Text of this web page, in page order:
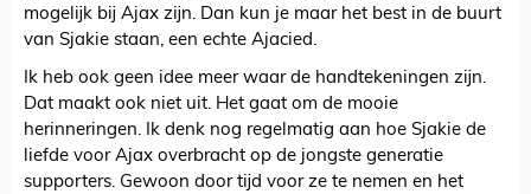
mogelijk bij Ajax zijn. Dan kun je maar het best in de buurt
van Sjakie staan, een echte Ajacied.
Ik heb ook geen idee meer waar de handtekeningen zijn.
Dat maakt ook niet uit. Het gaat om de mooie
herinneringen. Ik denk nog regelmatig aan hoe Sjakie de
liefde voor Ajax overbracht op de jongste generatie
supporters. Gewoon door tijd voor ze te nemen en het